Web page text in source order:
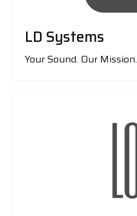
LD Systems
Your Sound. Our Mission.